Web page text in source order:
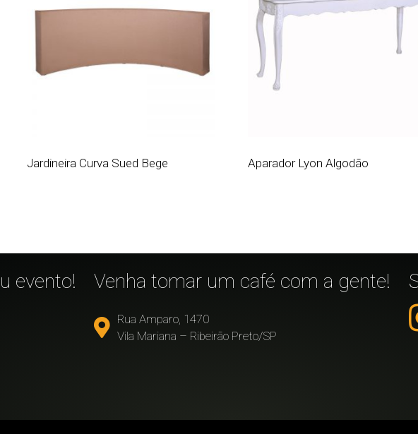
Jardineira Curva Sued Bege Aparador Lyon Algodão
evento! Venha tomar um café com a gente!
Rua Amparo, 1470
Vila Mariana – Ribeirão Preto/SP